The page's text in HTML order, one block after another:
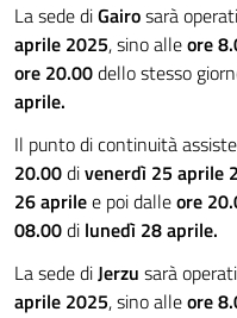
La sede diGairosarà
aprile 2025, sino alleore
ore 20.00dello stesso
aprile.
Il punto di continuità
20.00divenerdì 25 aprile
26 aprilee poi dalleore
08.00di lunedì 28 aprile.
La sede diJerzu sarà
aprile 2025, sino alleore